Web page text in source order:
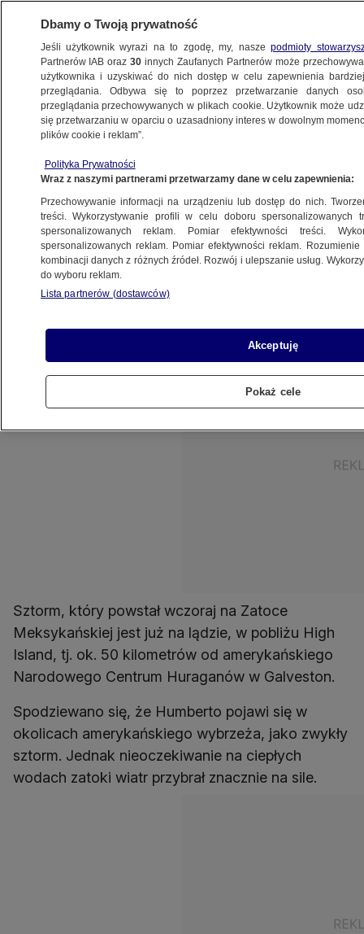
NAJNOWSZE
13.09.2007, 12:45Aktualizacja: 13.09.2007, 14:00
Udostępnij
U wybrzeży Teksasu szaleje huragan Humberto.
Wiatr wiejący w z prędkością 135 km/h niosący
ulewne deszcze tworzy poważne zagrożenie
Sztorm, który powstał wczoraj na Zatoce
Meksykańskiej jest już na lądzie, w pobliżu High
Island, tj. ok. 50 kilometrów od amerykańskiego
Narodowego Centrum Huraganów w Galveston.
Spodziewano się, że Humberto pojawi się w
okolicach amerykańskiego wybrzeża, jako zwykły
sztorm. Jednak nieoczekiwanie na ciepłych
wodach zatoki wiatr przybrał znacznie na sile.
Dbamy o Twoją prywatność
Jeśli użytkownik wyrazi na to zgodę, my, naszepodmioty
Partnerów IAB oraz30 innych Zaufanych Partnerów może
użytkownika i uzyskiwać do nich dostęp w celu zapewnienia
przeglądania. Odbywa się to poprzez przetwarzanie danych
przeglądania przechowywanych w plikach cookie. Użytkownik może
się przetwarzaniu w oparciu o uzasadniony interes w dowolnym
plików cookie i reklam”.
Polityka Prywatności
Wraz z naszymi partnerami przetwarzamy dane w celu zapewnienia:
Przechowywanie informacji na urządzeniu lub dostęp do nich.
treści. Wykorzystywanie profili w celu doboru spersonalizowanych
spersonalizowanych reklam. Pomiar efektywności treści.
spersonalizowanych reklam. Pomiar efektywności reklam.
kombinacji danych z różnych źródeł. Rozwój i ulepszanie usług.
do wyboru reklam.
Lista partnerów (dostawców)
Akceptuję
Pokaż cele